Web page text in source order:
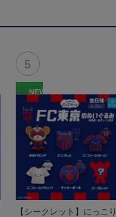
NEW
【シークレット】にっこり